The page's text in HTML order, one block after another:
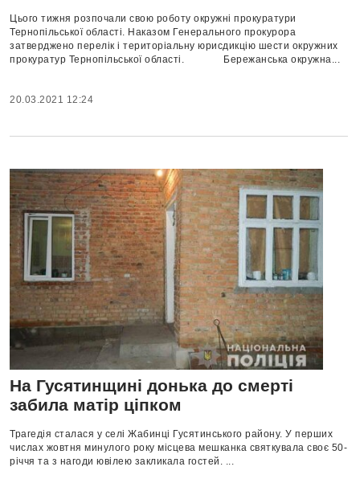
Цього тижня розпочали свою роботу окружні прокуратури
Тернопільської області. Наказом Генерального прокурора
затверджено перелік і територіальну юрисдикцію шести окружних
прокуратур Тернопільської області. Бережанська окружна...
20.03.2021 12:24
На Гусятинщині донька до смерті
забила матір ціпком
Трагедія сталася у селі Жабинці Гусятинського району. У перших
числах жовтня минулого року місцева мешканка святкувала своє 50-
річчя та з нагоди ювілею закликала гостей. ...